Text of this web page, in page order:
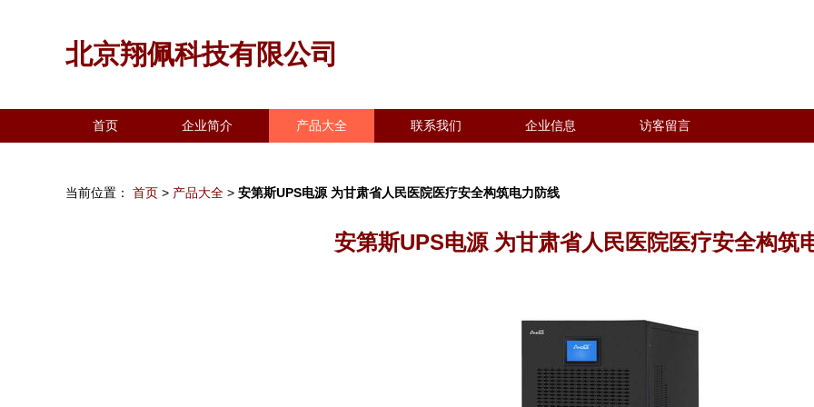
北京翔佩科技有限公司
首页 企业简介 产品大全 联系我们 企业信息 访客留言
当前位置： 首页 > 产品大全 > 安第斯UPS电源 为甘肃省人民医院医疗安全构筑电力防线
安第斯UPS电源 为甘肃省人民医院医疗安全构筑